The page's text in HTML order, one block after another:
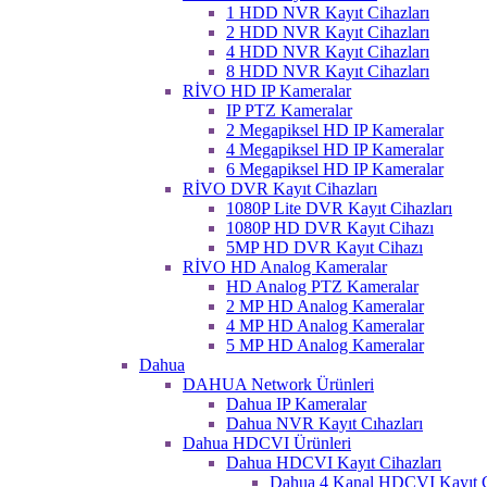
1 HDD NVR Kayıt Cihazları
2 HDD NVR Kayıt Cihazları
4 HDD NVR Kayıt Cihazları
8 HDD NVR Kayıt Cihazları
RİVO HD IP Kameralar
IP PTZ Kameralar
2 Megapiksel HD IP Kameralar
4 Megapiksel HD IP Kameralar
6 Megapiksel HD IP Kameralar
RİVO DVR Kayıt Cihazları
1080P Lite DVR Kayıt Cihazları
1080P HD DVR Kayıt Cihazı
5MP HD DVR Kayıt Cihazı
RİVO HD Analog Kameralar
HD Analog PTZ Kameralar
2 MP HD Analog Kameralar
4 MP HD Analog Kameralar
5 MP HD Analog Kameralar
Dahua
DAHUA Network Ürünleri
Dahua IP Kameralar
Dahua NVR Kayıt Cıhazları
Dahua HDCVI Ürünleri
Dahua HDCVI Kayıt Cihazları
Dahua 4 Kanal HDCVI Kayıt